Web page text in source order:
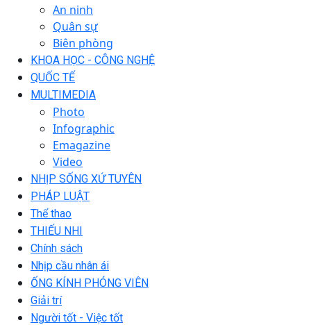
An ninh
Quân sự
Biên phòng
KHOA HỌC - CÔNG NGHỆ
QUỐC TẾ
MULTIMEDIA
Photo
Infographic
Emagazine
Video
NHỊP SỐNG XỨ TUYÊN
PHÁP LUẬT
Thể thao
THIẾU NHI
Chính sách
Nhịp cầu nhân ái
ỐNG KÍNH PHÓNG VIÊN
Giải trí
Người tốt - Việc tốt